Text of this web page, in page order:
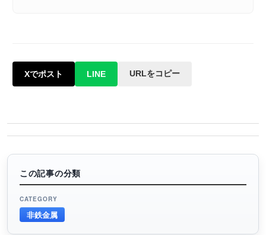
Xでポスト LINE URLをコピー
この記事の分類
CATEGORY
非鉄金属